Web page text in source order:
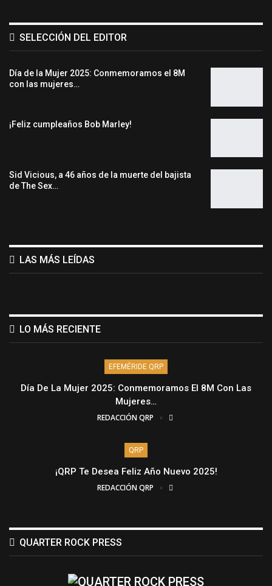
SELECCIÓN DEL EDITOR
Día de la Mujer 2025: Conmemoramos el 8M
con las mujeres…
¡Feliz cumpleaños Bob Marley!
Sid Vicious, a 46 años de la muerte del bajista
de The Sex…
LAS MÁS LEÍDAS
LO MÁS RECIENTE
EFEMÉRIDE QRP
Día De La Mujer 2025: Conmemoramos El 8M Con Las
Mujeres…
REDACCIÓN QRP
QRP
¡QRP Te Desea Feliz Año Nuevo 2025!
REDACCIÓN QRP
QUARTER ROCK PRESS